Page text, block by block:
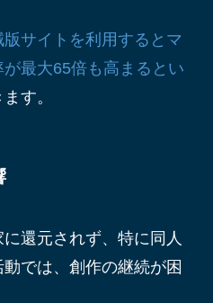
版サイトを利用するとマ
最大65倍も高まるとい
す。
還元されず、特に同人
では、創作の継続が困